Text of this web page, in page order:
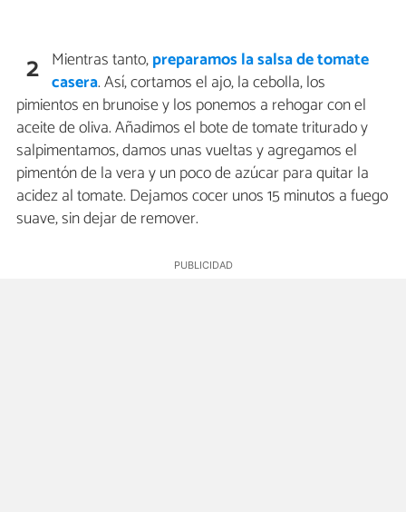
2 Mientras tanto,preparamos la salsa de tomate
casera. Así, cortamos el ajo, la cebolla, los
pimientos en brunoise y los ponemos a rehogar con el
aceite de oliva. Añadimos el bote de tomate triturado y
salpimentamos, damos unas vueltas y agregamos el
pimentón de la vera y un poco de azúcar para quitar la
acidez al tomate. Dejamos cocer unos 15 minutos a fuego
suave, sin dejar de remover.